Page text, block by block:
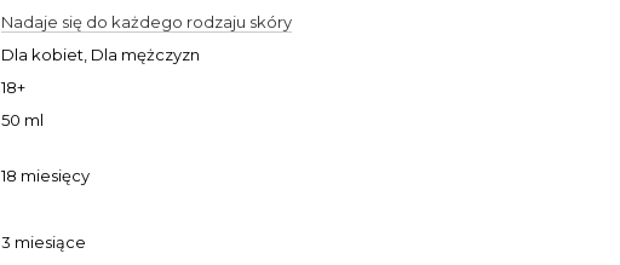
Nadaje się do każdego rodzaju skóry
Dla kobiet, Dla mężczyzn
18+
50 ml
18 miesięcy
3 miesiące